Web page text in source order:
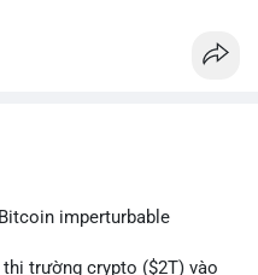
Pi Network (PI), Pudgy
đề đời sống như dự báo
hành luật quản lý sàn
imperturbable
trường crypto ($2T) vào